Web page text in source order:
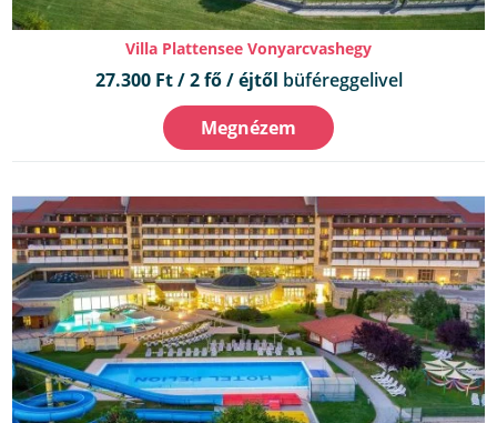
Villa Plattensee Vonyarcvashegy
27.300 Ft / 2 fő / éjtől büféreggelivel
Megnézem